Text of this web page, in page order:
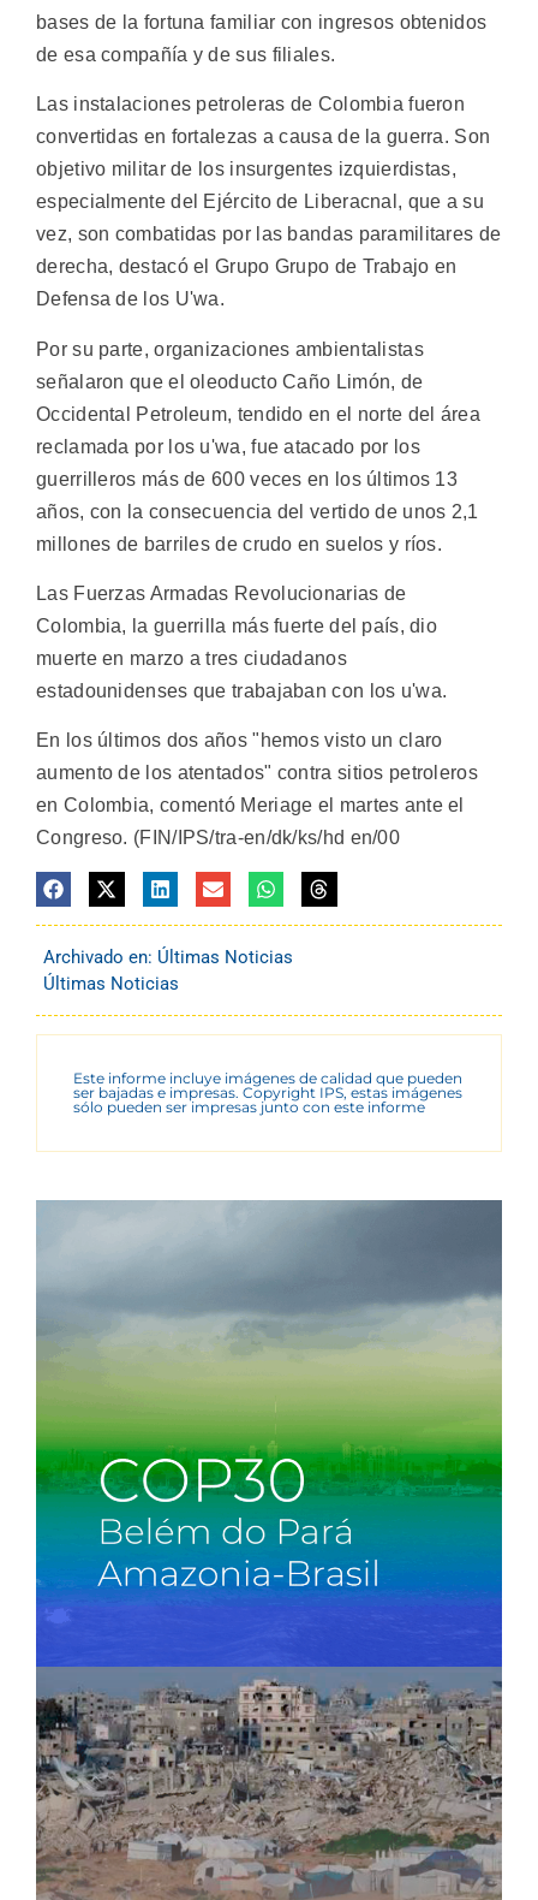
bases de la fortuna familiar con ingresos obtenidos
de esa compañía y de sus filiales.
Las instalaciones petroleras de Colombia fueron
convertidas en fortalezas a causa de la guerra. Son
objetivo militar de los insurgentes izquierdistas,
especialmente del Ejército de Liberacnal, que a su
vez, son combatidas por las bandas paramilitares de
derecha, destacó el Grupo Grupo de Trabajo en
Defensa de los U'wa.
Por su parte, organizaciones ambientalistas
señalaron que el oleoducto Caño Limón, de
Occidental Petroleum, tendido en el norte del área
reclamada por los u'wa, fue atacado por los
guerrilleros más de 600 veces en los últimos 13
años, con la consecuencia del vertido de unos 2,1
millones de barriles de crudo en suelos y ríos.
Las Fuerzas Armadas Revolucionarias de
Colombia, la guerrilla más fuerte del país, dio
muerte en marzo a tres ciudadanos
estadounidenses que trabajaban con los u'wa.
En los últimos dos años "hemos visto un claro
aumento de los atentados" contra sitios petroleros
en Colombia, comentó Meriage el martes ante el
Congreso. (FIN/IPS/tra-en/dk/ks/hd en/00
Archivado en: Últimas Noticias
Últimas Noticias
Este informe incluye imágenes de calidad que pueden
ser bajadas e impresas. Copyright IPS, estas imágenes
sólo pueden ser impresas junto con este informe